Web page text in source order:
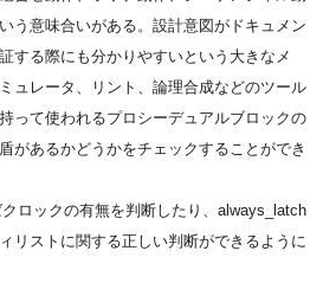
う意味合いがある。設計意図がドキュメン
する際にも分かりやすいという大きなメ
ュレータ、リント、論理合成などのツール
って使われるプロシーデュアルブロックの
があるかどうかをチェックすることができ
ロックの有無を判断したり、always_latch
リストに関する正しい判断ができるように